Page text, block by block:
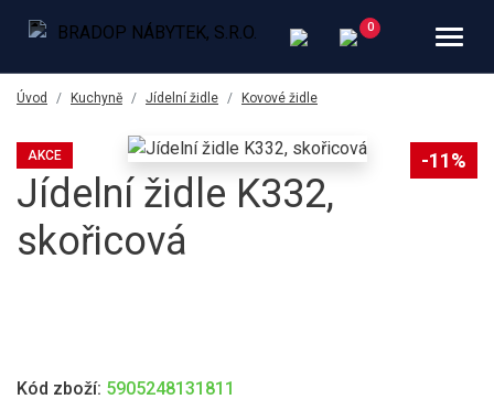
Úvod Kuchyně Jídelní židle Kovové židle
AKCE -11%
Jídelní židle K332,
skořicová
Kód zboží: 5905248131811